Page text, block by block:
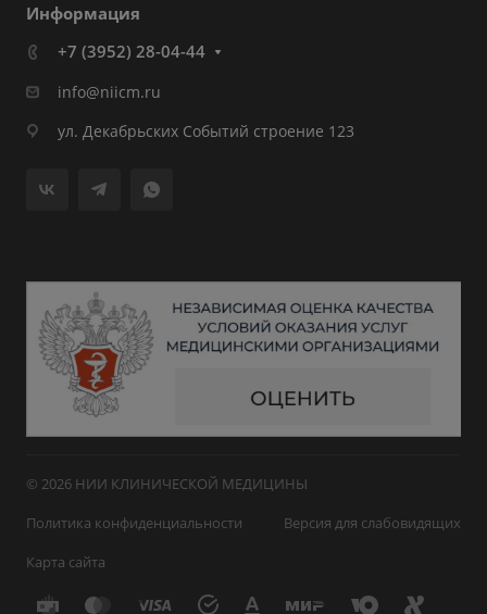
Информация
+7 (3952) 28-04-44
info@niicm.ru
ул. Декабрьских Событий строение 123
© 2026 НИИ КЛИНИЧЕСКОЙ МЕДИЦИНЫ
Политика конфиденциальности
Версия для слабовидящих
Карта сайта